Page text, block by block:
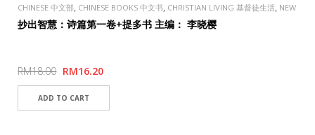
CHINESE 中文部, CHINESE BOOKS 中文书, CHRISTIAN LIVING 基督徒生活, NEW
ARRIVALS 新品上架
抄出智慧：诗篇第一卷+提多书 主编： 李晓樱
RM18.00 RM16.20